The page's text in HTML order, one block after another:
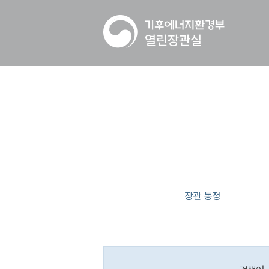
장관 동정